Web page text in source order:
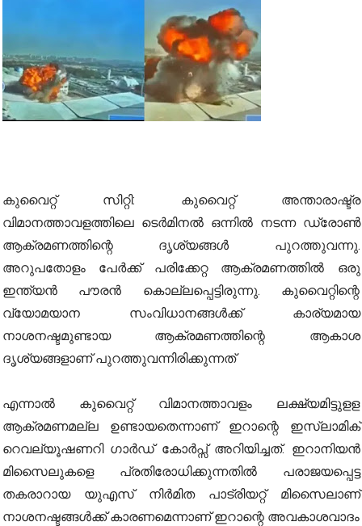
കുവൈറ്റ് സിറ്റി: കുവൈറ്റ് അന്താരാഷ്ട്ര
വിമാനത്താവളത്തിലെ ടെർമിനൽ ഒന്നിൽ നടന്ന ഡ്രോൺ
ആക്രമണത്തിന്റെ ദൃശ്യങ്ങൾ പുറത്തുവന്നു.
അറുപതോളം പേർക്ക് പരിക്കേറ്റ ആക്രമണത്തിൽ ഒരു
ഇന്ത്യൻ പൗരൻ കൊല്ലപ്പെട്ടിരുന്നു. കുവൈറ്റിന്റെ
വ്യോമയാന സംവിധാനങ്ങൾക്ക് കാര്യമായ
നാശനഷ്ടമുണ്ടായ ആക്രമണത്തിന്റെ ആകാശ
ദൃശ്യങ്ങളാണ് പുറത്തുവന്നിരിക്കുന്നത്
എന്നാൽ കുവൈറ്റ് വിമാനത്താവളം ലക്ഷ്യമിട്ടുളള
ആക്രമണമല്ല ഉണ്ടായതെന്നാണ് ഇറാന്റെ ഇസ്ലാമിക്
റെവല്യൂഷണറി ഗാർഡ് കോർപ്സ് അറിയിച്ചത്. ഇറാനിയൻ
മിസൈലുകളെ പ്രതിരോധിക്കുന്നതിൽ പരാജയപ്പെട്ട
തകരാറായ യുഎസ് നിർമിത പാട്രിയറ്റ് മിസൈലാണ്
നാശനഷ്ടങ്ങൾക്ക് കാരണമെന്നാണ് ഇറാന്റെ അവകാശവാദം